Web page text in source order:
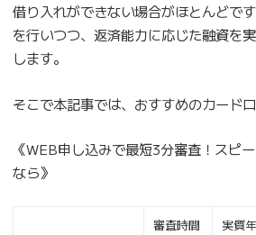
借り入れができない場合がほとんどで
を行いつつ、返済能力に応じた融資を
します。
そこで本記事では、おすすめのカード
《WEB申し込みで最短3分審査！スピ
なら》
審査時間 実質